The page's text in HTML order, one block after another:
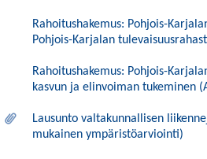
Rahoitushakemus: Pohjois-
Pohjois-Karjalan
Rahoitushakemus: Pohjois-
kasvun ja elinvoiman tukeminen
Lausunto valtakunnallisen
mukainen ympäristöarviointi)